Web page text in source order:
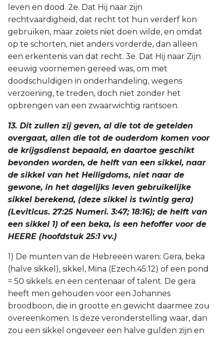
leven en dood. 2e. Dat Hij naar zijn
rechtvaardigheid, dat recht tot hun verderf kon
gebruiken, maar zoiets niet doen wilde, en omdat
op te schorten, niet anders vorderde, dan alleen
een erkentenis van dat recht. 3e. Dat Hij naar Zijn
eeuwig voornemen gereed was, om met
doodschuldigen in onderhandeling, wegens
verzoening, te treden, doch niet zonder het
opbrengen van een zwaarwichtig rantsoen.
13. Dit zullen zij geven, al die tot de getelden
overgaat, allen die tot de ouderdom komen voor
de krijgsdienst bepaald, en daartoe geschikt
bevonden worden, de helft van een sikkel, naar
de sikkel van het Heiligdoms, niet naar de
gewone, in het dagelijks leven gebruikelijke
sikkel berekend, (deze sikkel is twintig gera)
(Leviticus. 27:25 Numeri. 3:47; 18:16); de helft van
een sikkel 1) of een beka, is een hefoffer voor de
HEERE (hoofdstuk 25:1 vv.)
1) De munten van de Hebreeën waren: Gera, beka
(halve sikkel), sikkel, Mina (Ezech.45:12) of een pond
= 50 sikkels. en een centenaar of talent. De gera
heeft men gehouden voor een Johannes
broodboon, die in grootte en gewicht daarmee zou
overeenkomen. Is deze veronderstelling waar, dan
zou een sikkel ongeveer een halve gulden zijn en